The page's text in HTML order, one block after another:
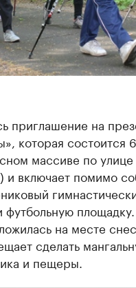
приглашение на
которая состоится
массиве по
включает помимо
на месте
сделать
и пещеры.